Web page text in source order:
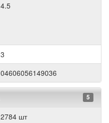
4.5
3
04606056149036
5
2784 шт